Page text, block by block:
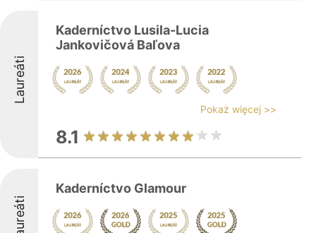
Laureáti
Kaderníctvo Lusila-Lucia
Jankovičová Baľova
Pokaż więcej >>
8.1
Laureáti
Kaderníctvo Glamour